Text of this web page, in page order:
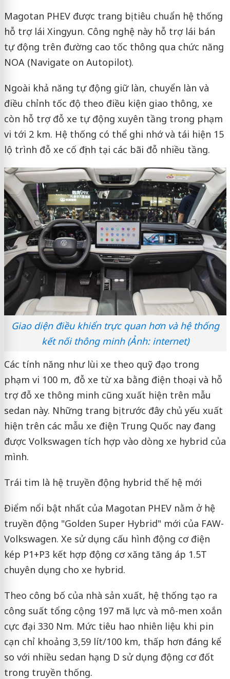
Magotan PHEV được trang bị tiêu chuẩn hệ thống
hỗ trợ lái Xingyun. Công nghệ này hỗ trợ lái bán
tự động trên đường cao tốc thông qua chức năng
NOA (Navigate on Autopilot).
Ngoài khả năng tự động giữ làn, chuyển làn và
điều chỉnh tốc độ theo điều kiện giao thông, xe
còn hỗ trợ đỗ xe tự động xuyên tầng trong phạm
vi tới 2 km. Hệ thống có thể ghi nhớ và tái hiện 15
lộ trình đỗ xe cố định tại các bãi đỗ nhiều tầng.
Giao diện điều khiển trực quan hơn và hệ thống
kết nối thông minh (Ảnh: internet)
Các tính năng như lùi xe theo quỹ đạo trong
phạm vi 100 m, đỗ xe từ xa bằng điện thoại và hỗ
trợ đỗ xe thông minh cũng xuất hiện trên mẫu
sedan này. Những trang bị trước đây chủ yếu xuất
hiện trên các mẫu xe điện Trung Quốc nay đang
được Volkswagen tích hợp vào dòng xe hybrid của
mình.
Trái tim là hệ truyền động hybrid thế hệ mới
Điểm nổi bật nhất của Magotan PHEV nằm ở hệ
truyền động "Golden Super Hybrid" mới của FAW-
Volkswagen. Xe sử dụng cấu hình động cơ điện
kép P1+P3 kết hợp động cơ xăng tăng áp 1.5T
chuyên dụng cho xe hybrid.
Theo công bố của nhà sản xuất, hệ thống tạo ra
công suất tổng cộng 197 mã lực và mô-men xoắn
cực đại 330 Nm. Mức tiêu hao nhiên liệu khi pin
cạn chỉ khoảng 3,59 lít/100 km, thấp hơn đáng kể
so với nhiều sedan hạng D sử dụng động cơ đốt
trong truyền thống.